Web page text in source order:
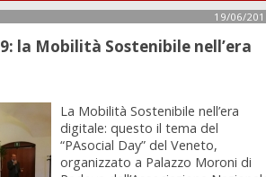
19/06/
la Mobilità Sostenibile nell’era
La Mobilità Sostenibile nell’era
digitale: questo il tema del
“PAsocial Day” del Veneto,
organizzato a Palazzo Moroni di